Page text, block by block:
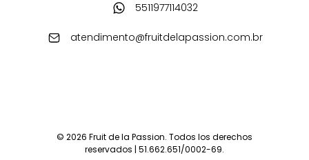
5511977114032
atendimento@fruitdelapassion.com.br
© 2026 Fruit de la Passion. Todos los derechos
reservados | 51.662.651/0002-69.